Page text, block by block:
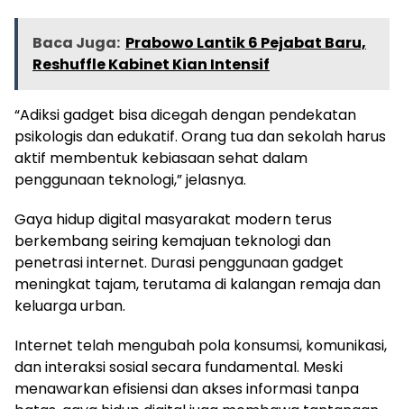
Baca Juga: Prabowo Lantik 6 Pejabat Baru,
Reshuffle Kabinet Kian Intensif
“Adiksi gadget bisa dicegah dengan pendekatan
psikologis dan edukatif. Orang tua dan sekolah harus
aktif membentuk kebiasaan sehat dalam
penggunaan teknologi,” jelasnya.
Gaya hidup digital masyarakat modern terus
berkembang seiring kemajuan teknologi dan
penetrasi internet. Durasi penggunaan gadget
meningkat tajam, terutama di kalangan remaja dan
keluarga urban.
Internet telah mengubah pola konsumsi, komunikasi,
dan interaksi sosial secara fundamental. Meski
menawarkan efisiensi dan akses informasi tanpa